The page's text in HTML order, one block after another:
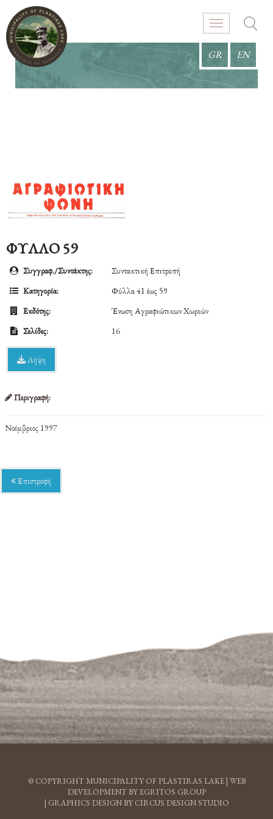
GR EN
ΦΥΛΛΟ 59
Συγγραφ./Συντάκτης:
Συντακτική Επιτροπή
Κατηγορία:
Φύλλα 41 έως 59
Εκδότης:
Ένωση Αγραφιώτικων Χωριών
Σελίδες:
16
Λήψη
Περιγραφή:
Νοέμβριος 1997
Επιστροφή
© COPYRIGHT MUNICIPALITY OF PLASTIRAS LAKE | WEB
DEVELOPMENT BY EGRITOS GROUP
| GRAPHICS DESIGN BY CIRCUS DESIGN STUDIO